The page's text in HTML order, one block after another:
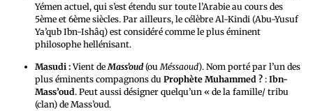
Yémen actuel, qui s’est étendu sur toute l’Arabie au cours des
5ème et 6ème siècles. Par ailleurs, le célèbre Al-Kindi (Abu-Yusuf
Ya’qub Ibn-Ishâq) est considéré comme le plus éminent
philosophe hellénisant.
Masudi :Vient de Mass’oud (ou Méssaoud). Nom porté par l’un des
plus éminents compagnons du Prophète Muhammed ? : Ibn-
Mass’oud . Peut aussi désigner quelqu’un « de la famille/ tribu
(clan) de Mass’oud.